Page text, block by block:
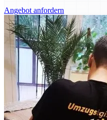
Angebot anfordern